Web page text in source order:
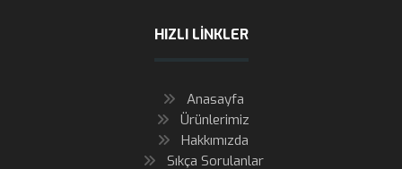
HIZLI LINKLER
Anasayfa
Ürünlerimiz
Hakkımızda
Sıkça Sorulanlar